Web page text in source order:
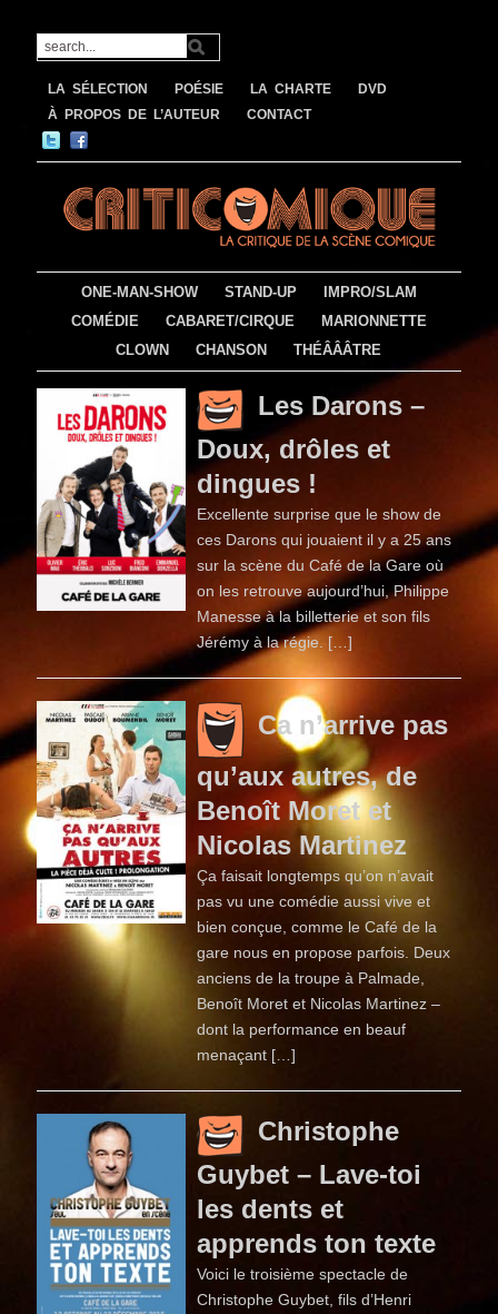
LA SÉLECTION POÉSIE LA CHARTE
DVD
À PROPOS DE L’AUTEUR
CONTACT
ONE-MAN-SHOW STAND-UP
IMPRO/SLAM
COMÉDIE
CABARET/CIRQUE
MARIONNETTE
CLOWN
CHANSON THÉÂÂÂTRE
Les Darons –
Doux, drôles et
dingues !
Excellente surprise que le show de
ces Darons qui jouaient il y a 25 ans
sur la scène du Café de la Gare où
on les retrouve aujourd’hui, Philippe
Manesse à la billetterie et son fils
Jérémy à la régie. […]
Ca n’arrive pas
qu’aux autres, de
Benoît Moret et
Nicolas Martinez
Ça faisait longtemps qu’on n’avait
pas vu une comédie aussi vive et
bien conçue, comme le Café de la
gare nous en propose parfois. Deux
anciens de la troupe à Palmade,
Benoît Moret et Nicolas Martinez –
dont la performance en beauf
menaçant […]
Christophe
Guybet – Lave-toi
les dents et
apprends ton texte
Voici le troisième spectacle de
Christophe Guybet, fils d’Henri